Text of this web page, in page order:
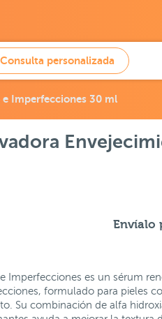
Consulta personalizada
Imperfecciones 30 ml
Envíalo
Imperfecciones es un sérum
formulado para pieles
Su combinación de alfa